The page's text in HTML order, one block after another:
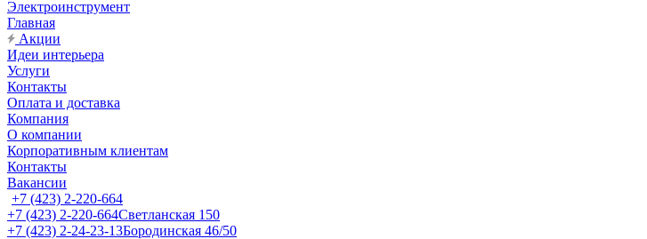
Электроинструмент
Главная
Акции
Идеи интерьера
Услуги
Контакты
Оплата и доставка
Компания
О компании
Корпоративным клиентам
Контакты
Вакансии
+7 (423) 2-220-664
+7 (423) 2-220-664Светланская 150
+7 (423) 2-24-23-13Бородинская 46/50